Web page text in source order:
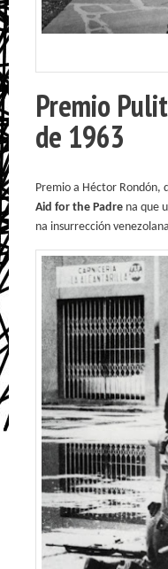
Premio
de 1963
Premio a Héctor Rondón,
Aid for the Padre na que
na insurrección